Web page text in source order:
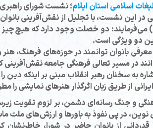
اسلامی استان ایلام؛ نشست شورای راهبری
در این نشست، با تجلیل از نقش‌آفرینی
دو خصلت وجود دارد که هیچ چیز
دو ویژگی است.
بانوان توانمند در حوزه‌های فرهنگ،
در مسیر تعالی فرهنگی جامعه نقش‌آفرینی
به سخنان رهبر انقلاب مبنی بر اینکه
از طریق زبان اثرگذار هنرهای نمایشی را
و جنگ رسانه‌ای دشمن، بر لزوم تقویت
نوین، در پی نفوذ به باورها و ارزش‌های ملت